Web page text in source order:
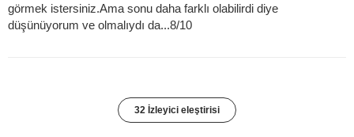
görmek istersiniz.Ama sonu daha farklı olabilirdi diye
düşünüyorum ve olmalıydı da...8/10
32 İzleyici eleştirisi